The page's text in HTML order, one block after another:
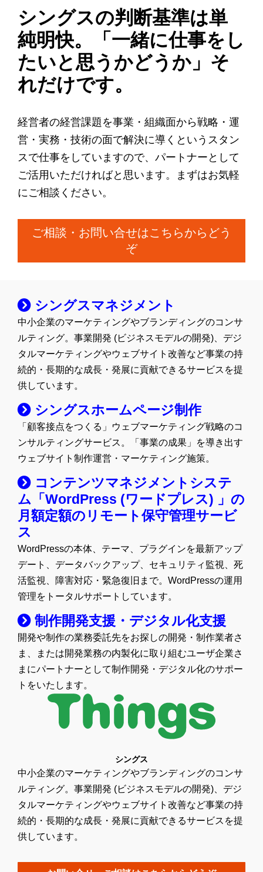
シングスの判断基準は単
純明快。「一緒に仕事をし
たいと思うかどうか」そ
れだけです。
経営者の経営課題を事業・組織面から戦略・運
営・実務・技術の面で解決に導くというスタン
スで仕事をしていますので、パートナーとして
ご活用いただければと思います。まずはお気軽
にご相談ください。
ご相談・お問い合せはこちらからどう
ぞ
シングスマネジメント
中小企業のマーケティングやブランディングのコンサ
ルティング。事業開発 (ビジネスモデルの開発)、デジ
タルマーケティングやウェブサイト改善など事業の持
続的・長期的な成長・発展に貢献できるサービスを提
供しています。
シングスホームページ制作
「顧客接点をつくる」ウェブマーケティング戦略のコ
ンサルティングサービス。「事業の成果」を導き出す
ウェブサイト制作運営・マーケティング施策。
コンテンツマネジメントシステ
ム「WordPress (ワードプレス) 」の
月額定額のリモート保守管理サービ
ス
WordPressの本体、テーマ、プラグインを最新アップ
デート、データバックアップ、セキュリティ監視、死
活監視、障害対応・緊急復旧まで。WordPressの運用
管理をトータルサポートしています。
制作開発支援・デジタル化支援
開発や制作の業務委託先をお探しの開発・制作業者さ
ま、または開発業務の内製化に取り組むユーザ企業さ
まにパートナーとして制作開発・デジタル化のサポー
トをいたします。
シングス
中小企業のマーケティングやブランディングのコンサ
ルティング。事業開発 (ビジネスモデルの開発)、デジ
タルマーケティングやウェブサイト改善など事業の持
続的・長期的な成長・発展に貢献できるサービスを提
供しています。